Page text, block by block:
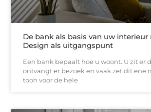
De bank als basis van uw
Design als uitgangspunt
Een bank bepaalt hoe u woont. U zit er
ontvangt er bezoek en vaak zet dit ene
toon voor de hele